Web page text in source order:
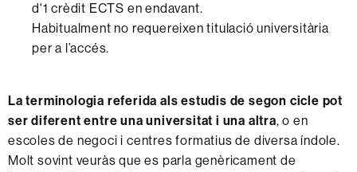
d'1 crèdit ECTS en endavant.
Habitualment no requereixen titulació universitària
per a l’accés.
La terminologia referida als estudis de segon cicle pot
ser diferent entre una universitat i una altra, o en
escoles de negoci i centres formatius de diversa índole.
Molt sovint veuràs que es parla genèricament de